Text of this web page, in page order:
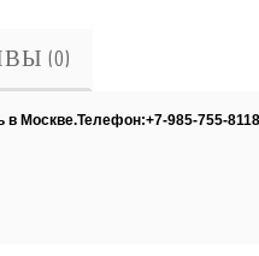
(0)
в Москве.Телефон:+7-985-755-